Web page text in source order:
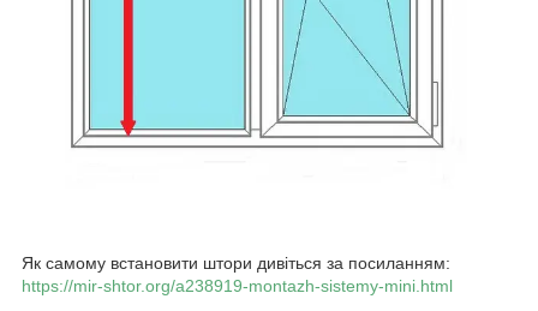
Як самому встановити штори дивіться за посиланням:
https://mir-shtor.org/a238919-montazh-sistemy-mini.html